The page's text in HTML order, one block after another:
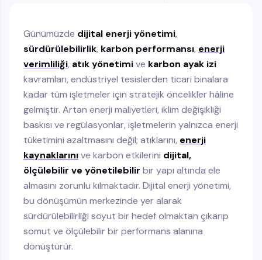
Günümüzde dijital enerji yönetimi,
sürdürülebilirlik, karbon performansı, enerji
verimliliği, atık yönetimive karbon ayak izi
kavramları, endüstriyel tesislerden ticari binalara
kadar tüm işletmeler için stratejik öncelikler hâline
gelmiştir. Artan enerji maliyetleri, iklim değişikliği
baskısı ve regülasyonlar, işletmelerin yalnızca enerji
tüketimini azaltmasını değil; atıklarını, enerji
kaynaklarınıve karbon etkilerini dijital,
ölçülebilir ve yönetilebilir bir yapı altında ele
almasını zorunlu kılmaktadır. Dijital enerji yönetimi,
bu dönüşümün merkezinde yer alarak
sürdürülebilirliği soyut bir hedef olmaktan çıkarıp
somut ve ölçülebilir bir performans alanına
dönüştürür.